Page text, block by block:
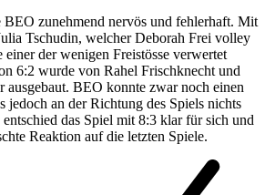
zunehmend nervös und fehlerhaft. Mit
Tschudin, welcher Deborah Frei volley
der wenigen Freistösse verwertet
6:2 wurde von Rahel Frischknecht und
ausgebaut. BEO konnte zwar noch einen
jedoch an der Richtung des Spiels nichts
das Spiel mit 8:3 klar für sich und
Reaktion auf die letzten Spiele.